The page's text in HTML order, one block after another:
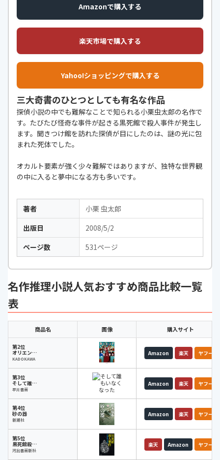
Amazonで購入する
楽天市場で購入する
Yahoo!ショッピングで購入する
三大奇書のひとつとしても有名な作品
探偵小説の中でも難解なことで知られる小栗虫太郎の名作で
す。たびたび怪奇な事件が起きる黒死館で殺人事件が発生し
ます。聞きつけ館を訪れた探偵が目にしたのは、謎の光に包
まれた死体でした。
オカルト要素が強く少々難解ではありますが、独特な世界観
の中に入ると夢中になる方も多いです。
著者
小栗 虫太郎
出版日
2008/5/2
ページ数
531ページ
名作推理小説人気おすすめ商品比較一覧
表
商品名 画像 購入サイト
第2位
オリエント急行殺人事件
KADOKAWA
Amazon 楽天 ヤフー
第3位
そして誰もいなくなった
早川書房
Amazon 楽天 ヤフー
第4位
砂の器
新潮社
Amazon 楽天 ヤフー
第5位
黒死館殺人事件
河出書房新社
楽天 Amazon ヤフー